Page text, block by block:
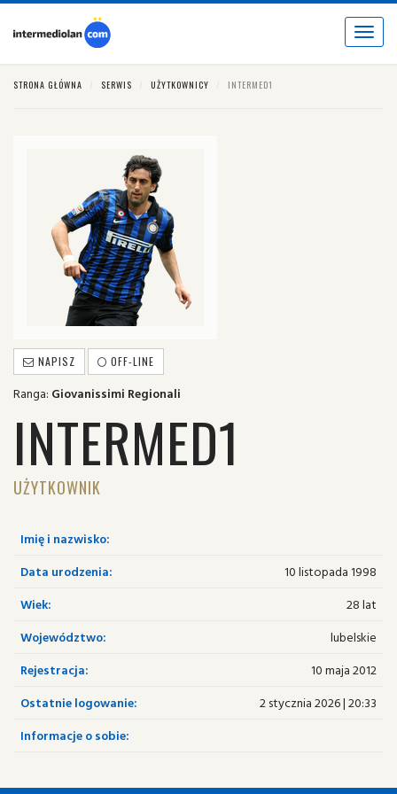
Toggle
STRONA GŁÓWNA SERWIS UŻYTKOWNICY INTERMED1
NAPISZ OFF-LINE
Ranga: Giovanissimi Regionali
INTERMED1
UŻYTKOWNIK
Imię i nazwisko:
Data urodzenia:
10 listopada 1998
Wiek:
28 lat
Województwo:
lubelskie
Rejestracja:
10 maja 2012
Ostatnie logowanie:
2 stycznia 2026 | 20:33
Informacje o sobie: